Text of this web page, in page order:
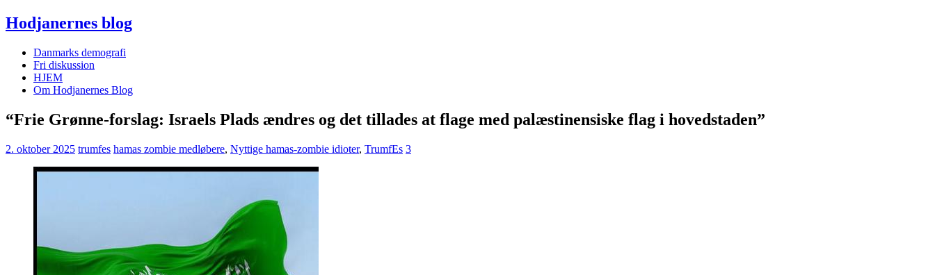
Hodjanernes blog
Danmarks demografi
Fri diskussion
HJEM
Om Hodjanernes Blog
“Frie Grønne-forslag: Israels Plads ændres og det tillades at flage med palæstinensiske flag i hovedstaden”
2. oktober 2025 trumfes hamas zombie medløbere, Nyttige hamas-zombie idioter, TrumfEs 3